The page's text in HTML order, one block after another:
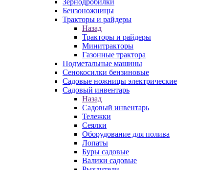
Зернодробилки
Бензоножницы
Тракторы и райдеры
Назад
Тракторы и райдеры
Минитракторы
Газонные трактора
Подметальные машины
Сенокосилки бензиновые
Садовые ножницы электрические
Садовый инвентарь
Назад
Садовый инвентарь
Тележки
Сеялки
Оборудование для полива
Лопаты
Буры садовые
Валики садовые